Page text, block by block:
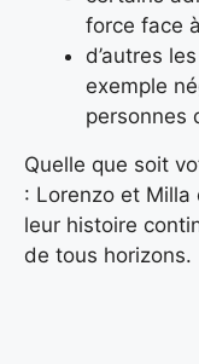
force face
d’autres
exemple
personnes
Quelle que soit
: Lorenzo et
leur histoire
de tous horizons.